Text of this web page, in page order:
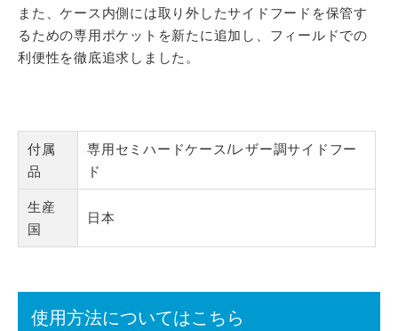
また、ケース内側には取り外したサイドフードを保管す
るための専用ポケットを新たに追加し、フィールドでの
利便性を徹底追求しました。
付属
品
専用セミハードケース/レザー調サイドフー
ド
生産
国
日本
使用方法についてはこちら